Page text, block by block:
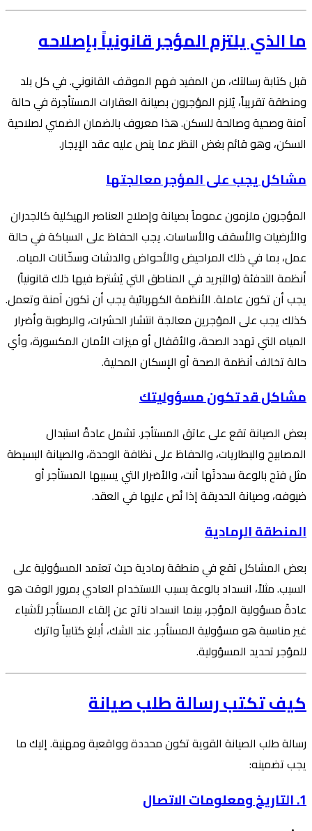
ما الذي يلتزم المؤجر قانونياً بإصلاحه
قبل كتابة رسالتك، من المفيد فهم الموقف القانوني. في كل بلد
ومنطقة تقريباً، يُلزم المؤجرون بصيانة العقارات المستأجرة في حالة
آمنة وصحية وصالحة للسكن. هذا معروف بالضمان الضمني لصلاحية
السكن، وهو قائم بغض النظر عما ينص عليه عقد الإيجار.
مشاكل يجب على المؤجر معالجتها
المؤجرون ملزمون عموماً بصيانة وإصلاح العناصر الهيكلية كالجدران
والأرضيات والأسقف والأساسات. يجب الحفاظ على السباكة في حالة
عمل، بما في ذلك المراحيض والأحواض والدشات وسخّانات المياه.
أنظمة التدفئة (والتبريد في المناطق التي يُشترط فيها ذلك قانونياً)
يجب أن تكون عاملة. الأنظمة الكهربائية يجب أن تكون آمنة وتعمل.
كذلك يجب على المؤجرين معالجة انتشار الحشرات، والرطوبة وأضرار
المياه التي تهدد الصحة، والأقفال أو ميزات الأمان المكسورة، وأي
حالة تخالف أنظمة الصحة أو الإسكان المحلية.
مشاكل قد تكون مسؤوليتك
بعض الصيانة تقع على عاتق المستأجر. تشمل عادةً استبدال
المصابيح والبطاريات، والحفاظ على نظافة الوحدة، والصيانة البسيطة
مثل فتح بالوعة سددتَها أنت، والأضرار التي يسببها المستأجر أو
ضيوفه، وصيانة الحديقة إذا نُص عليها في العقد.
المنطقة الرمادية
بعض المشاكل تقع في منطقة رمادية حيث تعتمد المسؤولية على
السبب. مثلاً، انسداد بالوعة بسبب الاستخدام العادي بمرور الوقت هو
عادةً مسؤولية المؤجر، بينما انسداد ناتج عن إلقاء المستأجر لأشياء
غير مناسبة هو مسؤولية المستأجر. عند الشك، أبلغ كتابياً واترك
للمؤجر تحديد المسؤولية.
كيف تكتب رسالة طلب صيانة
رسالة طلب الصيانة القوية تكون محددة وواقعية ومهنية. إليك ما
يجب تضمينه:
1. التاريخ ومعلومات الاتصال